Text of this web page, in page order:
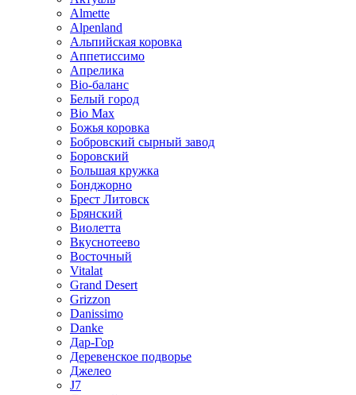
Almette
Alpenland
Альпийская коровка
Аппетиссимо
Апрелика
Bio-баланс
Белый город
Bio Max
Божья коровка
Бобровский сырный завод
Боровский
Большая кружка
Бонджорно
Брест Литовск
Брянский
Виолетта
Вкуснотеево
Восточный
Vitalat
Grand Desert
Grizzon
Danissimo
Danke
Дар-Гор
Деревенское подворье
Джелео
J7